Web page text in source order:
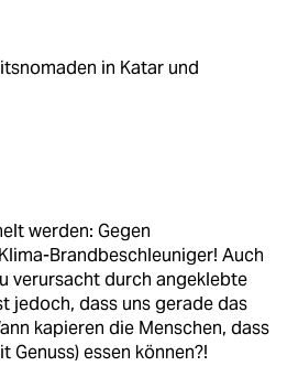
in Katar und
werden: Gegen
Brandbeschleuniger! Auch
verursacht durch angeklebte
jedoch, dass uns gerade das
kapieren die Menschen, dass
Genuss) essen können?!